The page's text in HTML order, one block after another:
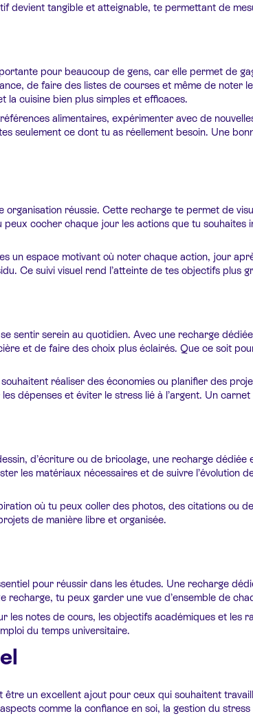
devient tangible et atteignable, te permettant de
pour beaucoup de gens, car elle permet de
de faire des listes de courses et même de
la cuisine bien plus simples et efficaces.
alimentaires, expérimenter avec de
seulement ce dont tu as réellement besoin. Une
réussie. Cette recharge te permet de
peux cocher chaque jour les actions que tu
un espace motivant où noter chaque action, jour
Ce suivi visuel rend l’atteinte de tes objectifs plus
sentir serein au quotidien. Avec une recharge
et de faire des choix plus éclairés. Que ce soit
réaliser des économies ou planifier des
dépenses et éviter le stress lié à l’argent. Un
d’écriture ou de bricolage, une recharge
les matériaux nécessaires et de suivre
où tu peux coller des photos, des citations ou
de manière libre et organisée.
pour réussir dans les études. Une recharge
tu peux garder une vue d’ensemble de
les notes de cours, les objectifs académiques et
du temps universitaire.
un excellent ajout pour ceux qui souhaitent
comme la confiance en soi, la gestion du